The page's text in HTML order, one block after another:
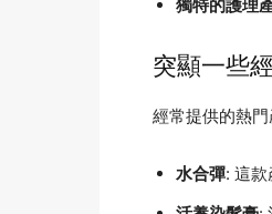
獨特的護理
突顯一些
經常提供的熱
水合彈: 這